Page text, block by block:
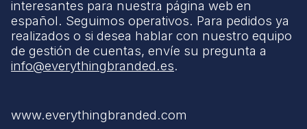
interesantes para nuestra página web en
español. Seguimos operativos. Para pedidos ya
realizados o si desea hablar con nuestro equipo
de gestión de cuentas, envíe su pregunta a
info@everythingbranded.es.
www.everythingbranded.com